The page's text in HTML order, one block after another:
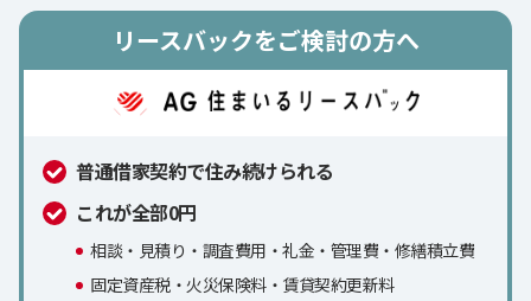
リースバックをご検討の方へ
普通借家契約で住み続けられる
これが全部0円
相談・見積り・調査費用・礼金・管理費・修繕積立費
固定資産税・火災保険料・賃貸契約更新料